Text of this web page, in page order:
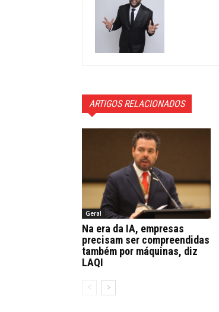
ARTIGOS RELACIONADOS
Geral
Na era da IA, empresas
precisam ser compreendidas
também por máquinas, diz
LAQI